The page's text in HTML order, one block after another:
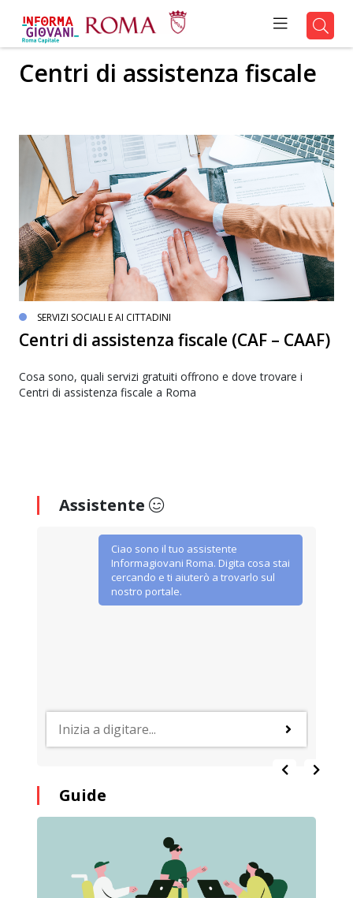
Centri di assistenza fiscale
SERVIZI SOCIALI E AI CITTADINI
Centri di assistenza fiscale (CAF – CAAF)
Cosa sono, quali servizi gratuiti offrono e dove trovare i
Centri di assistenza fiscale a Roma
Assistente
Ciao sono il tuo assistente
Informagiovani Roma. Digita cosa stai
cercando e ti aiuterò a trovarlo sul
nostro portale.
Guide